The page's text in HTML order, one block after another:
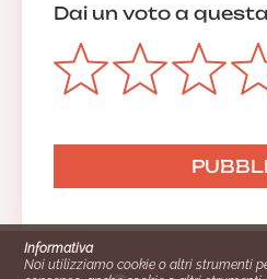
Dai un voto a
Informativa
Noi utilizziamo cookie o altri strumenti